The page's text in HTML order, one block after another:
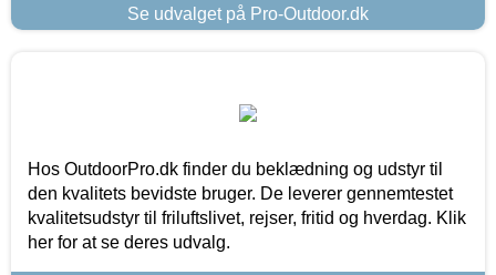
Se udvalget på Pro-Outdoor.dk
Hos OutdoorPro.dk finder du beklædning og udstyr til
den kvalitets bevidste bruger. De leverer gennemtestet
kvalitetsudstyr til friluftslivet, rejser, fritid og hverdag. Klik
her for at se deres udvalg.